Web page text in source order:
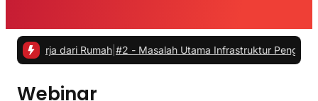
dari Rumah |#2 -Masalah Utama Infrastruktur Pengisian
Webinar